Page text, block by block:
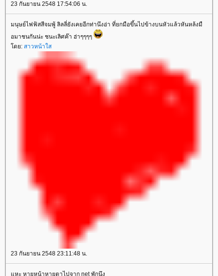
23 กันยายน 2548 17:54:06 น.
มนุษย์ไฟฟ้สสีจมพู้ ลิลลี่ยังเคยอีกท่านึงอ่า ที่ยกมือขึ้นไปข้างบนหัวแล้วหันหล้งมื
อมาชนกันน่ะ ชนะเลิศค๊า ฮ่าๆๆๆๆ
ดย: สาวหน้าใส
23 กันยายน 2548 23:11:48 น.
หะ หายหน้าหายตาไปจาก net พักนึง